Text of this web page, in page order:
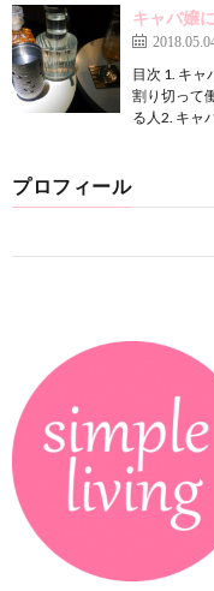
キャバ嬢
目次 1. キャ
割り切って
る人2. キャ
プロフィール